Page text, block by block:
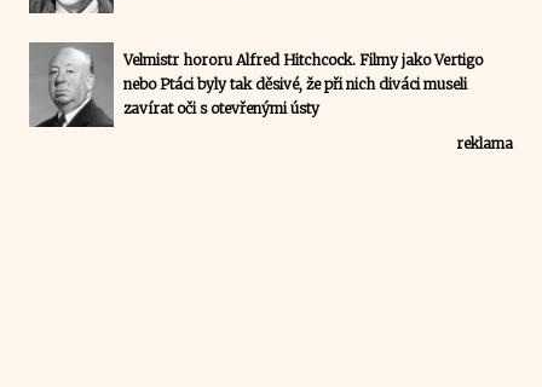
Velmistr hororu Alfred Hitchcock. Filmy jako Vertigo
nebo Ptáci byly tak děsivé, že při nich diváci museli
zavírat oči s otevřenými ústy
reklama